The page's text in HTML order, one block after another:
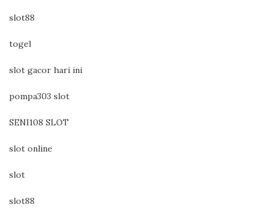
slot88
togel
slot gacor hari ini
pompa303 slot
SENI108 SLOT
slot online
slot
slot88